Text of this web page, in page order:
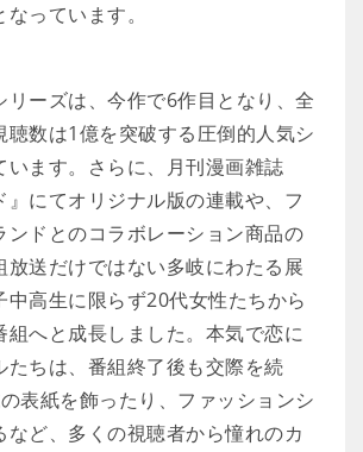
っています。
リーズは、今作で6作目となり、全
聴数は1億を突破する圧倒的人気シ
います。さらに、月刊漫画雑誌
』にてオリジナル版の連載や、フ
ンドとのコラボレーション商品の
放送だけではない多岐にわたる展
中高生に限らず20代女性たちから
組へと成長しました。本気で恋に
たちは、番組終了後も交際を続
表紙を飾ったり、ファッションシ
など、多くの視聴者から憧れのカ